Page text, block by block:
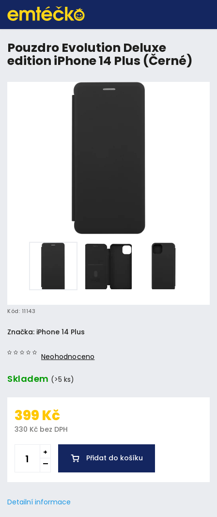
Pouzdro Evolution Deluxe
edition iPhone 14 Plus (Černé)
Kód: 11143
Neohodnoceno
Značka: iPhone 14 Plus
Skladem (>5 ks)
399 Kč
330 Kč bez DPH
Přidat do košíku
Detailní informace